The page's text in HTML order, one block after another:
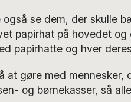
også se dem, der skulle
papirhat på hovedet
papirhatte og hver
at gøre med
og børnekasser, så